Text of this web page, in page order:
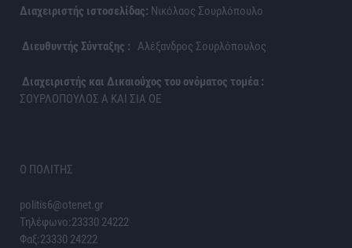
Διαχειριστής ιστοσελίδας: Νικόλαος Σουρλόπουλο
Διευθυντής Σύνταξης : Αλέξανδρος Σουρλόπουλος
Διαχειριστής και Δικαιούχος του ονόματος τομέα :
ΣΟΥΡΛΟΠΟΥΛΟΣ Α ΚΑΙ ΣΙΑ ΟΕ
Ο ΠΟΛΙΤΗΣ
politis6@otenet.gr
Τηλέφωνο:23330 24222
Φαξ:23330 24222